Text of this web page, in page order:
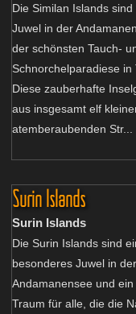
Die Similan Islands
Juwel in der
der schönsten Tauch-
Schnorchelparadiese in
Diese zauberhafte
aus insgesamt elf
atemberaubenden Str...
Surin Islands
Surin Islands
Die Surin Islands sind
besonderes Juwel in der
Andamanensee und
Traum für alle, die die